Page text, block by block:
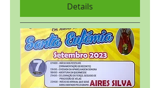
Details